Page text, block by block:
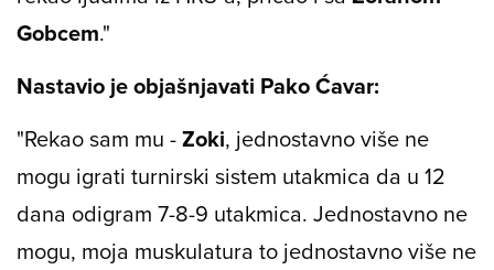
Gobcem."
Nastavio je objašnjavati Pako Ćavar:
"Rekao sam mu -Zoki, jednostavno više ne
mogu igrati turnirski sistem utakmica da u 12
dana odigram 7-8-9 utakmica. Jednostavno ne
mogu, moja muskulatura to jednostavno više ne